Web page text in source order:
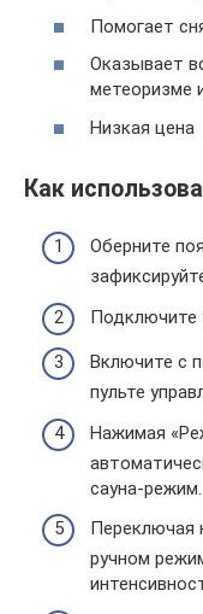
Помогает
Оказывает
метеоризме
Низкая цена
Как
Оберните
Подключите
Включите с
пульте
Нажимая
сауна-режим.
Переключая
ручном